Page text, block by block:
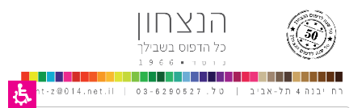
אינטרנט,
אנטר